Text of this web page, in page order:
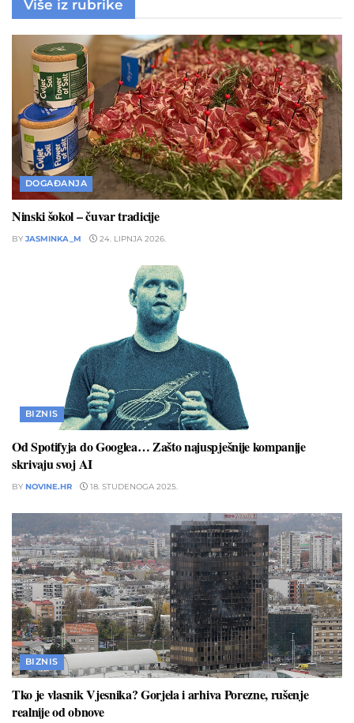
Više iz rubrike
DOGAĐANJA
Ninski šokol – čuvar tradicije
BY JASMINKA_M 24. LIPNJA 2026.
BIZNIS
Od Spotifyja do Googlea… Zašto najuspješnije kompanije
skrivaju svoj AI
BY NOVINE.HR 18. STUDENOGA 2025.
BIZNIS
Tko je vlasnik Vjesnika? Gorjela i arhiva Porezne, rušenje
realnije od obnove